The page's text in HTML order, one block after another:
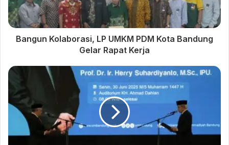
pendidikan anak di jenjang usia dini,” ujar Rizka.
dari proses belajar yang telah dilalui para siswa. Dengan
UM Bandung terus berkomitmen memberikan pengalaman
belajar terbaik sebagai bekal awal kehidupan anak-anak.***
(FA)
Pentas Seni TK Labschool
PIAUD UM Bandung dan TK
Bangun Kolaborasi, LP UMKM PDM Kota Bandung
Gelar Rapat Kerja